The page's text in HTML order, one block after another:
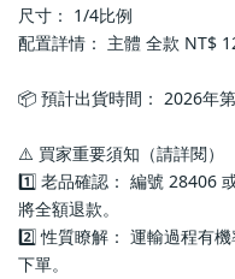
尺寸： 1/4比例
配置詳情： 主體 全款 NT$
📦 預計出貨時間： 2026年
⚠️ 買家重要須知（請詳閱）
1️⃣ 老品確認： 編號 28406
將全額退款。
2️⃣ 性質瞭解： 運輸過程有
下單。